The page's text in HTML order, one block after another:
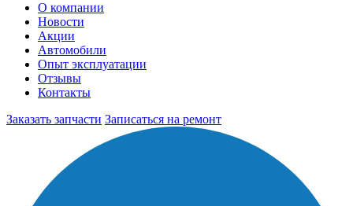
О компании
Новости
Акции
Автомобили
Опыт эксплуатации
Отзывы
Контакты
Заказать запчасти Записаться на ремонт